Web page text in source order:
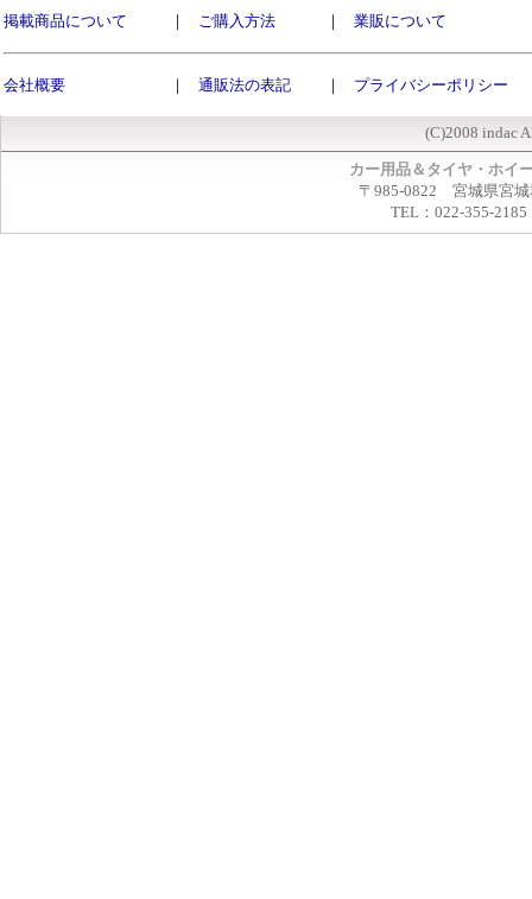
掲載商品について ｜ ご購入方法 ｜ 業販について
会社概要 ｜ 通販法の表記 ｜ プライバシーポリシー
(C)2008 indac
カー用品＆タイヤ・ホイ
〒985-0822 宮城県宮城
TEL：022-355-